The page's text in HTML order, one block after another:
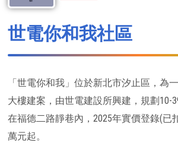
世電你和我社區
「世電你和我」位於新北市汐止區，為
大樓建案，由世電建設所興建，規劃10-
在福德二路靜巷內，2025年實價登錄(已
萬元起。